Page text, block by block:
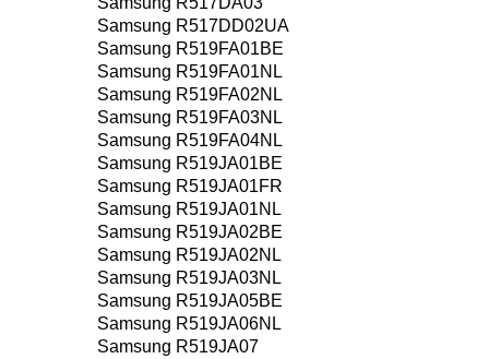
Samsung R517DD02UA
Samsung R519FA01BE
Samsung R519FA01NL
Samsung R519FA02NL
Samsung R519FA03NL
Samsung R519FA04NL
Samsung R519JA01BE
Samsung R519JA01FR
Samsung R519JA01NL
Samsung R519JA02BE
Samsung R519JA02NL
Samsung R519JA03NL
Samsung R519JA05BE
Samsung R519JA06NL
Samsung R519JA07